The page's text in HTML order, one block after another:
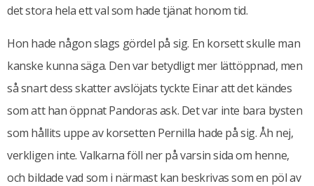
det stora hela ett val som hade tjänat honom tid.
Hon hade någon slags gördel på sig. En korsett skulle man
kanske kunna säga. Den var betydligt mer lättöppnad, men
så snart dess skatter avslöjats tyckte Einar att det kändes
som att han öppnat Pandoras ask. Det var inte bara bysten
som hållits uppe av korsetten Pernilla hade på sig. Åh nej,
verkligen inte. Valkarna föll ner på varsin sida om henne,
och bildade vad som i närmast kan beskrivas som en pöl av